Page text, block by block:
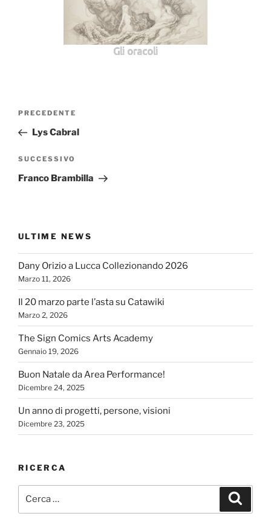
Gli oracoli
Navigazione
Articolo
precedente:
PRECEDENTE
Lys Cabral
Articolo
successivo
SUCCESSIVO
Franco Brambilla
ULTIME NEWS
Dany Orizio a Lucca Collezionando 2026
Marzo 11, 2026
Il 20 marzo parte l’asta su Catawiki
Marzo 2, 2026
The Sign Comics Arts Academy
Gennaio 19, 2026
Buon Natale da Area Performance!
Dicembre 24, 2025
Un anno di progetti, persone, visioni
Dicembre 23, 2025
RICERCA